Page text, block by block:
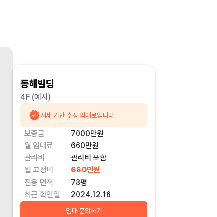
동해빌딩
4F (예시)
시세 기반 추정 임대료입니다.
보증금 7000만원
월 임대료
660만원
관리비
관리비 포함
월 고정비
660만원
전용 면적
78평
최근 확인일
2024.12.16
임대 문의하기